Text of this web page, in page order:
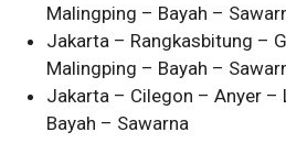
Malingping – Bayah –
Jakarta – Rangkasbitung –
Malingping – Bayah –
Jakarta – Cilegon – Anyer –
Bayah – Sawarna